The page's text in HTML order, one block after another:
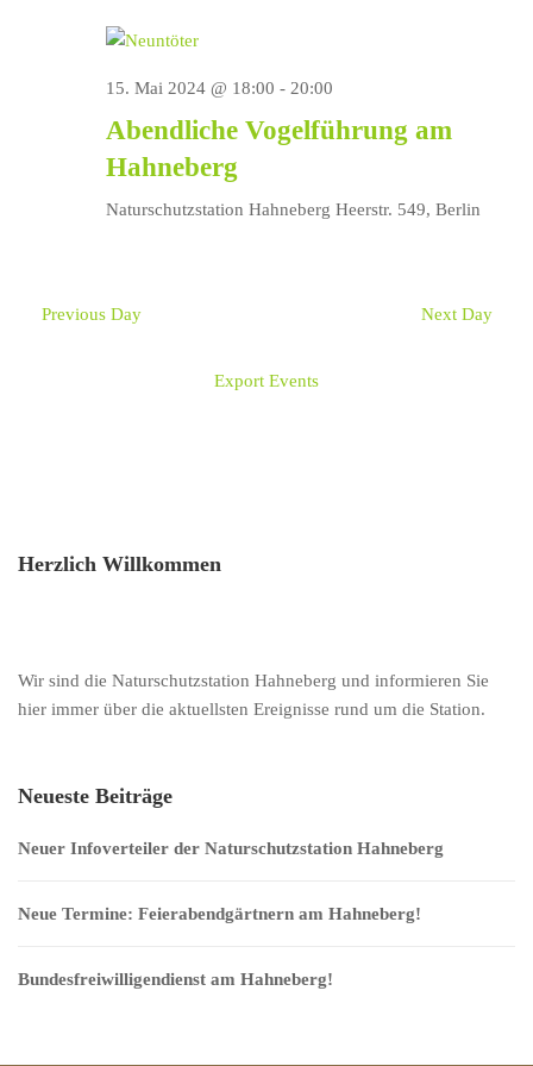
15. Mai 2024 @ 18:00 - 20:00
Abendliche Vogelführung am
Hahneberg
Naturschutzstation Hahneberg Heerstr. 549, Berlin
Previous Day Next Day
Export Events
Herzlich Willkommen
Wir sind die Naturschutzstation Hahneberg und informieren Sie
hier immer über die aktuellsten Ereignisse rund um die Station.
Neueste Beiträge
Neuer Infoverteiler der Naturschutzstation Hahneberg
Neue Termine: Feierabendgärtnern am Hahneberg!
Bundesfreiwilligendienst am Hahneberg!